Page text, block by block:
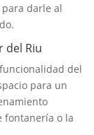
darle al
del Riu
del
para un
fontanería o la